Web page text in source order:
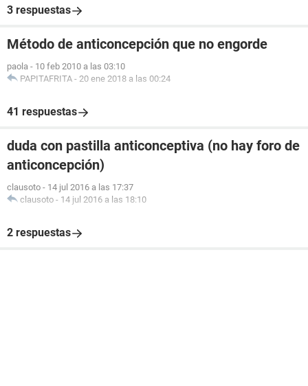
3 respuestas
Método de anticoncepción que no engorde
paola - 10 feb 2010 a las 03:10
PAPITAFRITA - 20 ene 2018 a las 00:24
41 respuestas
duda con pastilla anticonceptiva (no hay foro de
anticoncepción)
clausoto - 14 jul 2016 a las 17:37
clausoto - 14 jul 2016 a las 18:10
2 respuestas